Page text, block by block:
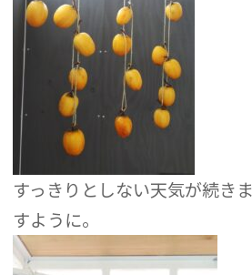
すっきりとしない天気が続き
すように。